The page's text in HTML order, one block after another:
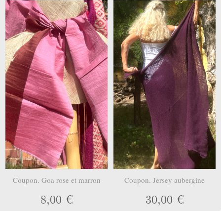
Coupon. Goa rose et marron
8,00 €
Coupon. Jersey aubergine
30,00 €